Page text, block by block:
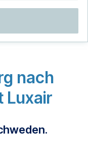
nach
Luxair